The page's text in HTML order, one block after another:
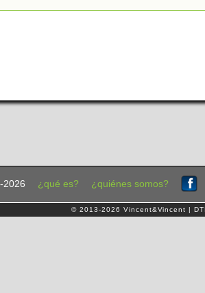
2026 ¿qué es? ¿quiénes somos?
© 2013-2026 Vincent&Vincent |